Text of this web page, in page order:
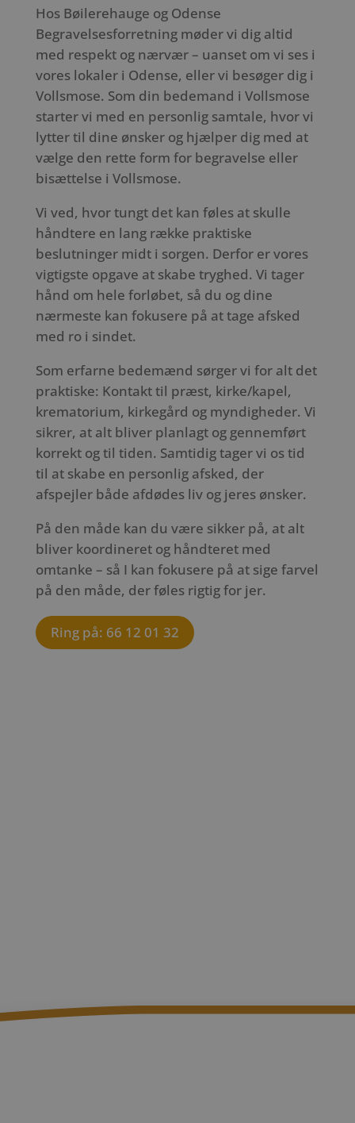
Hos Bøilerehauge og Odense
Begravelsesforretning møder vi dig altid
med respekt og nærvær – uanset om vi ses i
vores lokaler i Odense, eller vi besøger dig i
Vollsmose. Som din bedemand i Vollsmose
starter vi med en personlig samtale, hvor vi
lytter til dine ønsker og hjælper dig med at
vælge den rette form for begravelse eller
bisættelse i Vollsmose.
Vi ved, hvor tungt det kan føles at skulle
håndtere en lang række praktiske
beslutninger midt i sorgen. Derfor er vores
vigtigste opgave at skabe tryghed. Vi tager
hånd om hele forløbet, så du og dine
nærmeste kan fokusere på at tage afsked
med ro i sindet.
Som erfarne bedemænd sørger vi for alt det
praktiske: Kontakt til præst, kirke/kapel,
krematorium, kirkegård og myndigheder. Vi
sikrer, at alt bliver planlagt og gennemført
korrekt og til tiden. Samtidig tager vi os tid
til at skabe en personlig afsked, der
afspejler både afdødes liv og jeres ønsker.
På den måde kan du være sikker på, at alt
bliver koordineret og håndteret med
omtanke – så I kan fokusere på at sige farvel
på den måde, der føles rigtig for jer.
Ring på: 66 12 01 32